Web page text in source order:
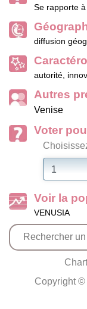
Se rapporte
diffusion
autorité,
Autres
Venise
Voter
Voir la
VENUSIA
Copyright ©